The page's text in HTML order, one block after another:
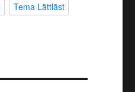
Tema Lättläst